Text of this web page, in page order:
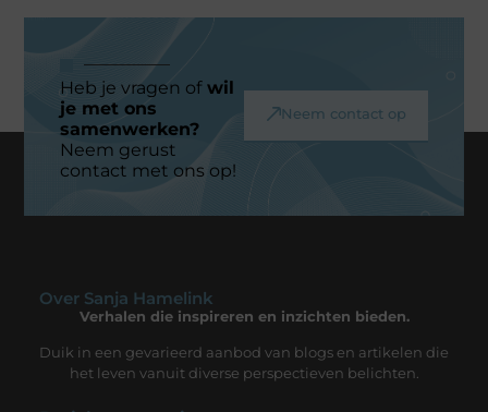
Heb je vragen ofwil
je met ons
samenwerken?
Neem gerust
contact met ons op!
Neem contact op
Over Sanja Hamelink
Verhalen die inspireren en inzichten bieden.
Duik in een gevarieerd aanbod van blogs en artikelen die
het leven vanuit diverse perspectieven belichten.